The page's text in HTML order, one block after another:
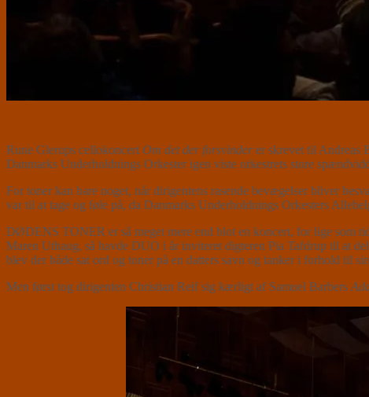
Rune Glerups cellokoncert Om det der forsvinder er skrevet til Andreas
Danmarks Underholdnings Orkester igen viste orkestrets store
For toner kan bare noget, når dirigentens rasende bevægelser bliver
var til at tage og føle på, da Danmarks Underholdnings Orkesters
DØDENS TONER er så meget mere end blot en koncert, for lige som
Maren Uthaug, så havde DUO i år inviteret digteren Pia Tafdrup til at
blev der både sat ord og toner på en datters savn og tanker i forhold til
Men først tog dirigenten Christian Reif sig kærligt af Samuel Barbers